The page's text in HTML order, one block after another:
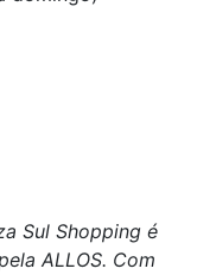
Sul Shopping é
ALLOS. Com